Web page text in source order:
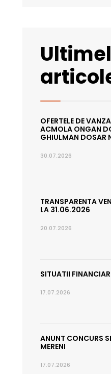
OFERTELE DE
ACMOLA ONGAN
GHIULMAN DOSAR
30.07.2026
TRANSPARENTA
LA 31.06.2026
20.07.2026
SITUATII
17.07.2026
ANUNT CONCURS
MERENI
17.07.2026